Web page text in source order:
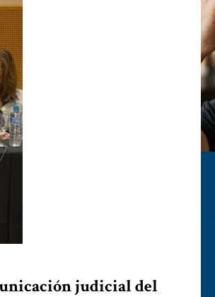
judicial del